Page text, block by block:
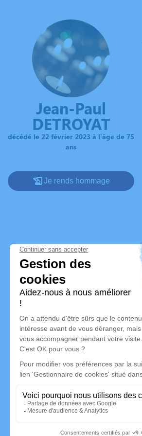
Jean-Paul
DETROYAT
décédé le 22 février 2023 à l'âge de 75
ans
Je rends hommage